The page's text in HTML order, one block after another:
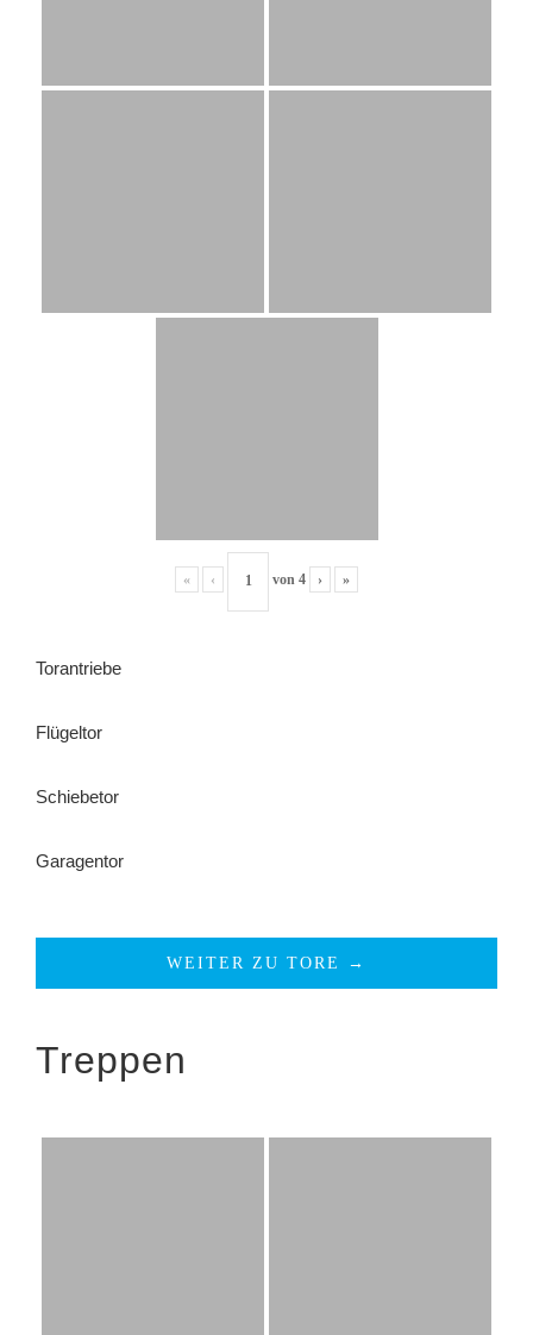
« ‹ von 4 › »
Torantriebe
Flügeltor
Schiebetor
Garagentor
WEITER ZU TORE →
Treppen